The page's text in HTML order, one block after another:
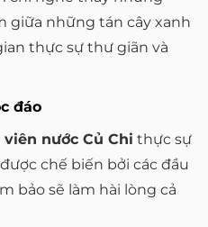
giữa những tán cây xanh
thực sự thư giãn và
đáo
viên nước Củ Chi thực sự
chế biến bởi các đầu
bảo sẽ làm hài lòng cả